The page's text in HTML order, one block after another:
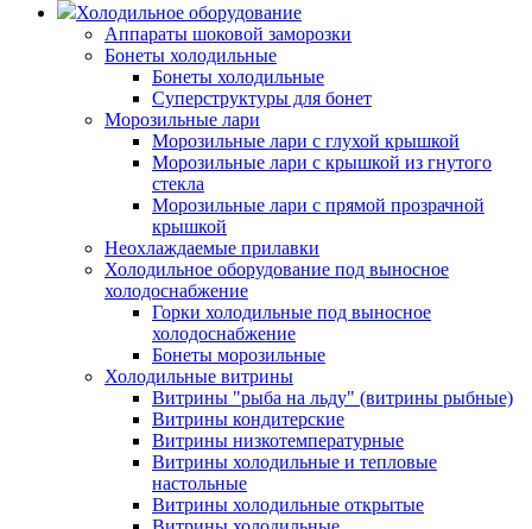
Холодильное оборудование
Аппараты шоковой заморозки
Бонеты холодильные
Бонеты холодильные
Суперструктуры для бонет
Морозильные лари
Морозильные лари с глухой крышкой
Морозильные лари с крышкой из гнутого
стекла
Морозильные лари с прямой прозрачной
крышкой
Неохлаждаемые прилавки
Холодильное оборудование под выносное
холодоснабжение
Горки холодильные под выносное
холодоснабжение
Бонеты морозильные
Холодильные витрины
Витрины "рыба на льду" (витрины рыбные)
Витрины кондитерские
Витрины низкотемпературные
Витрины холодильные и тепловые
настольные
Витрины холодильные открытые